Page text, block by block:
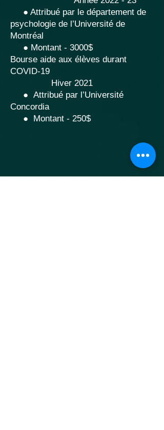
● Attribué par le département de
psychologie de l’Université de
Montréal
● Montant - 3000$
Bourse aide aux élèves durant
COVID-19
Hiver 2021
● Attribué par l’Université
Concordia
● Montant - 250$